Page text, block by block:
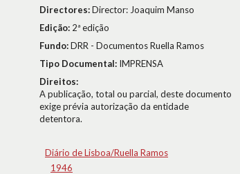
Directores:Director: Joaquim Manso
Edição: 2ª edição
Fundo:DRR - Documentos Ruella Ramos
Tipo Documental: IMPRENSA
Direitos:
A publicação, total ou parcial, deste documento
exige prévia autorização da entidade
detentora.
Diário de Lisboa/Ruella Ramos
1946